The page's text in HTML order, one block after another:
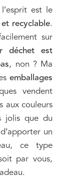
est le
recyclable.
sur
déchet est
, non ? Ma
emballages
vendent
aux couleurs
jolis que du
un
ce type
par vous,